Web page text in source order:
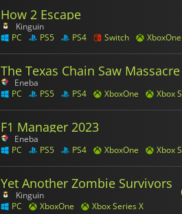
How 2 Escape
Kinguin
PC
PS5 PS4 Switch XboxOne
The Texas Chain Saw Massacre
Eneba
PC
PS5 PS4 XboxOne Xbox
F1 Manager 2023
Eneba
PC
PS5 PS4 XboxOne Xbox
Yet Another Zombie Survivors
Kinguin
PC
XboxOne Xbox Series X